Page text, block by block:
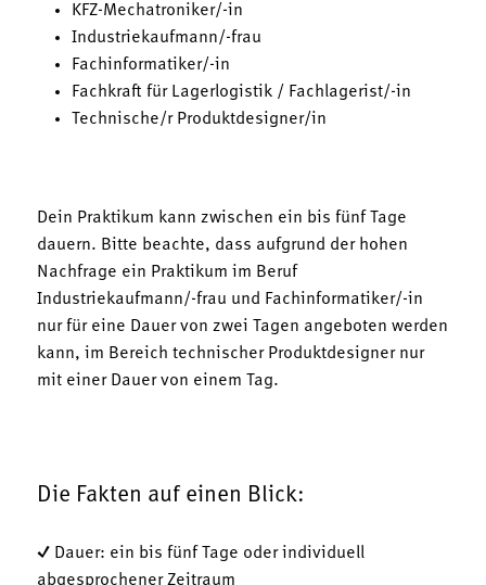
KFZ-Mechatroniker/-in
Industriekaufmann/-frau
Fachinformatiker/-in
Fachkraft für Lagerlogistik / Fachlagerist/-in
Technische/r Produktdesigner/in
Dein Praktikum kann zwischen ein bis fünf Tage
dauern. Bitte beachte, dass aufgrund der hohen
Nachfrage ein Praktikum im Beruf
Industriekaufmann/-frau und Fachinformatiker/-in
nur für eine Dauer von zwei Tagen angeboten werden
kann, im Bereich technischer Produktdesigner nur
mit einer Dauer von einem Tag.
Die Fakten auf einen Blick:
✓ Dauer: ein bis fünf Tage oder individuell
abgesprochener Zeitraum